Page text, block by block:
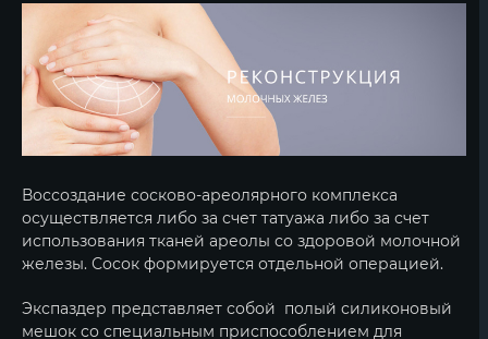
Воссоздание сосково-ареолярного комплекса
осуществляется либо за счет татуажа либо за счет
использования тканей ареолы со здоровой молочной
железы. Сосок формируется отдельной операцией.
Экспаздер представляет собой полый силиконовый
мешок со специальным приспособлением для